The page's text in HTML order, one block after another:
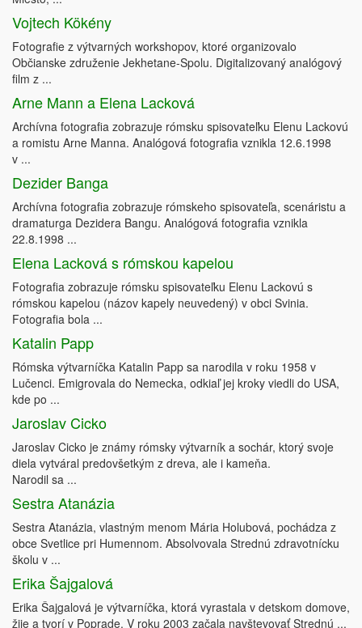
Vojtech Kökény
Fotografie z výtvarných workshopov, ktoré organizovalo
Občianske združenie Jekhetane-Spolu. Digitalizovaný analógový
film z ...
Arne Mann a Elena Lacková
Archívna fotografia zobrazuje rómsku spisovateľku Elenu Lackovú
a romistu Arne Manna. Analógová fotografia vznikla 12.6.1998
v ...
Dezider Banga
Archívna fotografia zobrazuje rómskeho spisovateľa, scenáristu a
dramaturga Dezidera Bangu. Analógová fotografia vznikla
22.8.1998 ...
Elena Lacková s rómskou kapelou
Fotografia zobrazuje rómsku spisovateľku Elenu Lackovú s
rómskou kapelou (názov kapely neuvedený) v obci Svinia.
Fotografia bola ...
Katalin Papp
Rómska výtvarníčka Katalin Papp sa narodila v roku 1958 v
Lučenci. Emigrovala do Nemecka, odkiaľ jej kroky viedli do USA,
kde po ...
Jaroslav Cicko
Jaroslav Cicko je známy rómsky výtvarník a sochár, ktorý svoje
diela vytváral predovšetkým z dreva, ale i kameňa.
Narodil sa ...
Sestra Atanázia
Sestra Atanázia, vlastným menom Mária Holubová, pochádza z
obce Svetlice pri Humennom. Absolvovala Strednú zdravotnícku
školu v ...
Erika Šajgalová
Erika Šajgalová je výtvarníčka, ktorá vyrastala v detskom domove,
žije a tvorí v Poprade. V roku 2003 začala navštevovať Strednú ...